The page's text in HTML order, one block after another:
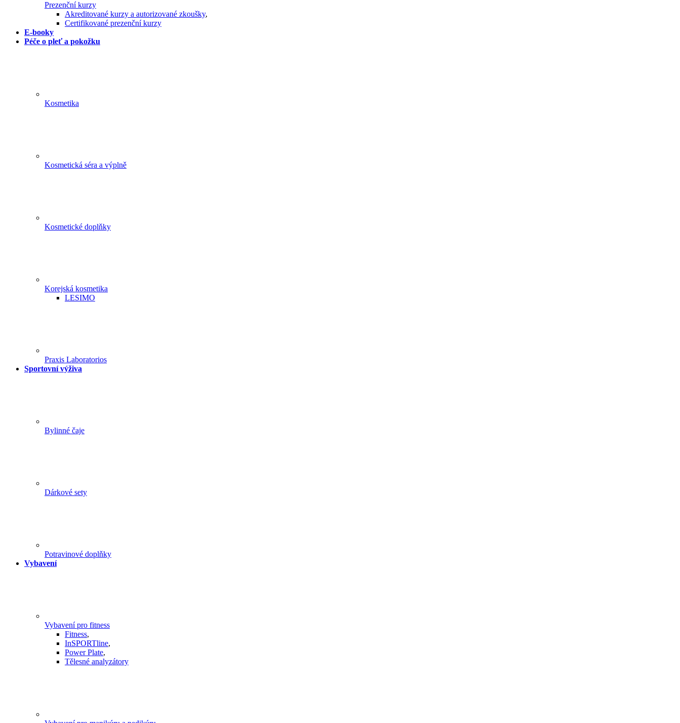
Prezenční kurzy
Akreditované kurzy a autorizované zkoušky,
Certifikované prezenční kurzy
E-booky
Péče o pleť a pokožku
Kosmetika
Kosmetická séra a výplně
Kosmetické doplňky
Korejská kosmetika
LESIMO
Praxis Laboratorios
Sportovní výživa
Bylinné čaje
Dárkové sety
Potravinové doplňky
Vybavení
Vybavení pro fitness
Fitness,
InSPORTline,
Power Plate,
Tělesné analyzátory